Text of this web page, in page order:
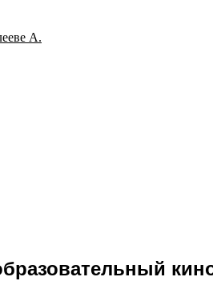
А.